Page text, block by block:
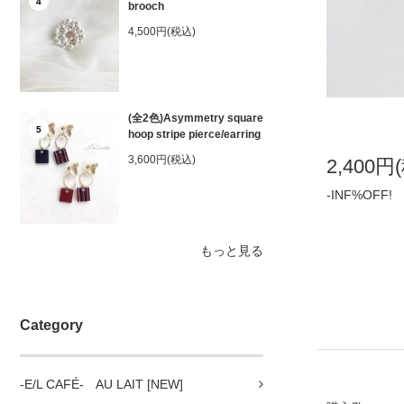
brooch
4,500円(税込)
5
(全2色)Asymmetry square
hoop stripe pierce/earring
3,600円(税込)
もっと見る
Category
-E/L CAFÉ- AU LAIT [NEW]
2,400円
-INF%OFF!